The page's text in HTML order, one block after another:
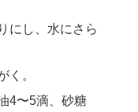
にし、水にさら
く。
4〜5滴、砂糖